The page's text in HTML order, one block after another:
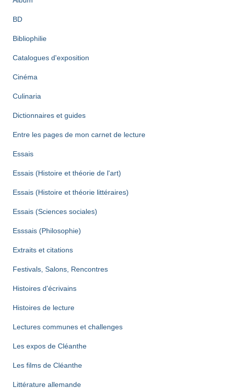
BD
Bibliophilie
Catalogues d'exposition
Cinéma
Culinaria
Dictionnaires et guides
Entre les pages de mon carnet de lecture
Essais
Essais (Histoire et théorie de l'art)
Essais (Histoire et théorie littéraires)
Essais (Sciences sociales)
Esssais (Philosophie)
Extraits et citations
Festivals, Salons, Rencontres
Histoires d'écrivains
Histoires de lecture
Lectures communes et challenges
Les expos de Cléanthe
Les films de Cléanthe
Littérature allemande